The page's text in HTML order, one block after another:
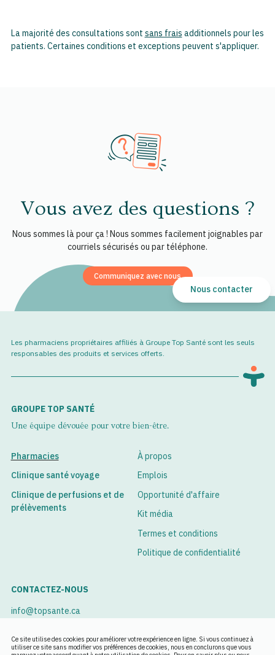
Ce site utilise des cookies pour améliorer votre expérience en ligne. Si vous continuez à
utiliser ce site sans modifier vos préférences de cookies, nous en conclurons que vous
La majorité des consultations sont sans frais additionnels pour les
patients. Certaines conditions et exceptions peuvent s'appliquer.
Vous avez des questions ?
Nous sommes là pour ça ! Nous sommes facilement joignables par
courriels sécurisés ou par téléphone.
Communiquez avec nous
Nous contacter
Les pharmaciens propriétaires affiliés à Groupe Top Santé sont les seuls
responsables des produits et services offerts.
GROUPE TOP SANTÉ
Une équipe dévouée pour votre bien-être.
Pharmacies
Clinique santé voyage
Clinique de perfusions et de
prélèvements
À propos
Emplois
Opportunité d'affaire
Kit média
Termes et conditions
Politique de confidentialité
CONTACTEZ-NOUS
info@topsante.ca